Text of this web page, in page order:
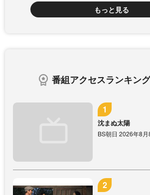
もっと見る
番組アクセスランキング
沈まぬ太陽
BS朝日 2026年8